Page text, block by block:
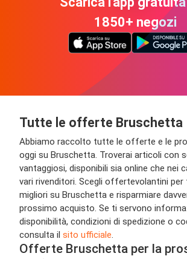
1850+ negozi
Tutte le offerte Bruschetta
Abbiamo raccolto tutte le offerte e le
oggi su Bruschetta. Troverai articoli con
vantaggiosi, disponibili sia online che nei
vari rivenditori. Scegli offertevolantini per
migliori su Bruschetta e risparmiare
prossimo acquisto. Se ti servono
disponibilità, condizioni di spedizione o
consulta il sito ufficiale
Offerte Bruschetta per la